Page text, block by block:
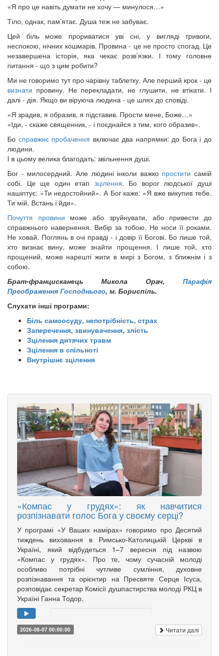
«Я про це навіть думати не хочу — минулося…»
Тіло, однак, пам’ятає. Душа теж не забуває.
Цей біль може прориватися уві сні, у вигляді тривоги,
неспокою, нічних кошмарів. Провина - це не просто спогад. Це
незавершена історія, яка чекає розв’язки. І тому головне
питання - що з цим робити?
Ми не говоримо тут про чарівну таблетку. Але перший крок - це
визнати провину. Не перекладати, не глушити, не втікати. І
далі - дія. Якщо ви віруюча людина - це шлях до сповіді.
«Я зрадив, я образив, я підставив. Прости мене, Боже…»
«Іди, - скаже священник, - і поєднайся з тим, кого образив».
Бо справжнє пробачення включає два напрямки: до Бога і до
людини.
І в цьому велика благодать: звільнення душі.
Бог - милосердний. Але людині інколи важко простити самій
собі. Це ще один етап зцілення. Бо ворог людської душі
нашіптує: «Ти недостойний». А Бог каже: «Я вже викупив тебе.
Ти мій. Встань і йди».
Почуття провини може або зруйнувати, або привести до
справжнього навернення. Вибір за тобою. Не носи її роками.
Не ховай. Поглянь в очі правді - і довір її Богові. Бо лише той,
хто визнає вину, може знайти прощення. І лише той, хто
прощений, може нарешті жити в мирі з Богом, з ближнім і з
собою.
Брат-францисканець Микола Орач, Парафія
Преображення Господнього, м. Бориспіль.
Слухати інші програми:
Біль самоосуду, непотрібність, страх
Заперечення, звинувачення, злість
Зцілення дитячих травм
Зцілення в спільноті
Внутрішнє зцілення
«Компас у грудях»: як навчитися
розпізнавати голос Бога у своєму серці?
У програмі «У Ваших намірах» говоримо про Десятий
тиждень виховання в Римсько-Католицькій Церкві в
Україні, який відбудеться 1–7 вересня під назвою
«Компас у грудях». Про те, чому сучасній молоді
особливо потрібні чутливе сумління, духовне
розпізнавання та орієнтир на Пресвяте Серце Ісуса,
розповідає секретар Комісії душпастирства молоді РКЦ в
Україні Ганна Тодор.
2026-08-07 00:00:00 Читати далі